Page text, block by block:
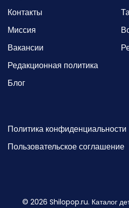
Контакты
Миссия
Вакансии
Редакционная политика
Блог
Политика конфиденциальности
Пользовательское соглашение
© 2026 Shilopop.ru. Каталог